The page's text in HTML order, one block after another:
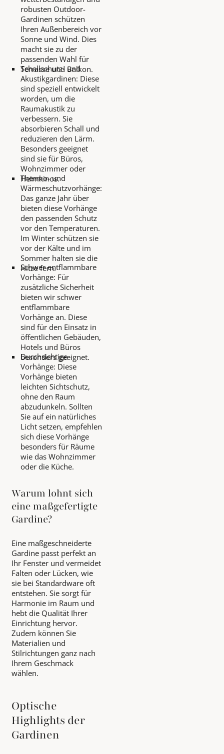
robusten Outdoor-
Gardinen schützen
Ihren Außenbereich vor
Sonne und Wind. Dies
macht sie zu der
passenden Wahl für
Terrasse und Balkon.
Schallschutz- und
Akustikgardinen: Diese
sind speziell entwickelt
worden, um die
Raumakustik zu
verbessern. Sie
absorbieren Schall und
reduzieren den Lärm.
Besonders geeignet
sind sie für Büros,
Wohnzimmer oder
Heimkinos.
Thermo- und
Wärmeschutzvorhänge:
Das ganze Jahr über
bieten diese Vorhänge
den passenden Schutz
vor den Temperaturen.
Im Winter schützen sie
vor der Kälte und im
Sommer halten sie die
Hitze fern.
Schwer entflammbare
Vorhänge: Für
zusätzliche Sicherheit
bieten wir schwer
entflammbare
Vorhänge an. Diese
sind für den Einsatz in
öffentlichen Gebäuden,
Hotels und Büros
besonders geeignet.
Durchsichtige
Vorhänge: Diese
Vorhänge bieten
leichten Sichtschutz,
ohne den Raum
abzudunkeln. Sollten
Sie auf ein natürliches
Licht setzen, empfehlen
sich diese Vorhänge
besonders für Räume
wie das Wohnzimmer
oder die Küche.
Warum lohnt sich
eine maßgefertigte
Gardine?
Eine maßgeschneiderte
Gardine passt perfekt an
Ihr Fenster und vermeidet
Falten oder Lücken, wie
sie bei Standardware oft
entstehen. Sie sorgt für
Harmonie im Raum und
hebt die Qualität Ihrer
Einrichtung hervor.
Zudem können Sie
Materialien und
Stilrichtungen ganz nach
Ihrem Geschmack
wählen.
Optische
Highlights der
Gardinen